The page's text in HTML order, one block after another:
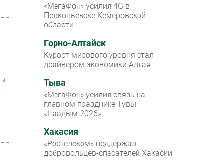
«МегаФон» усилил 4G в
Прокопьевске Кемеровской
области
Горно-Алтайск
Курорт мирового уровня стал
драйвером экономики Алтая
Тыва
«МегаФон» усилил связь на
главном празднике Тувы —
«Наадым-2026»
Хакасия
«Ростелеком» поддержал
добровольцев-спасателей Хакасии